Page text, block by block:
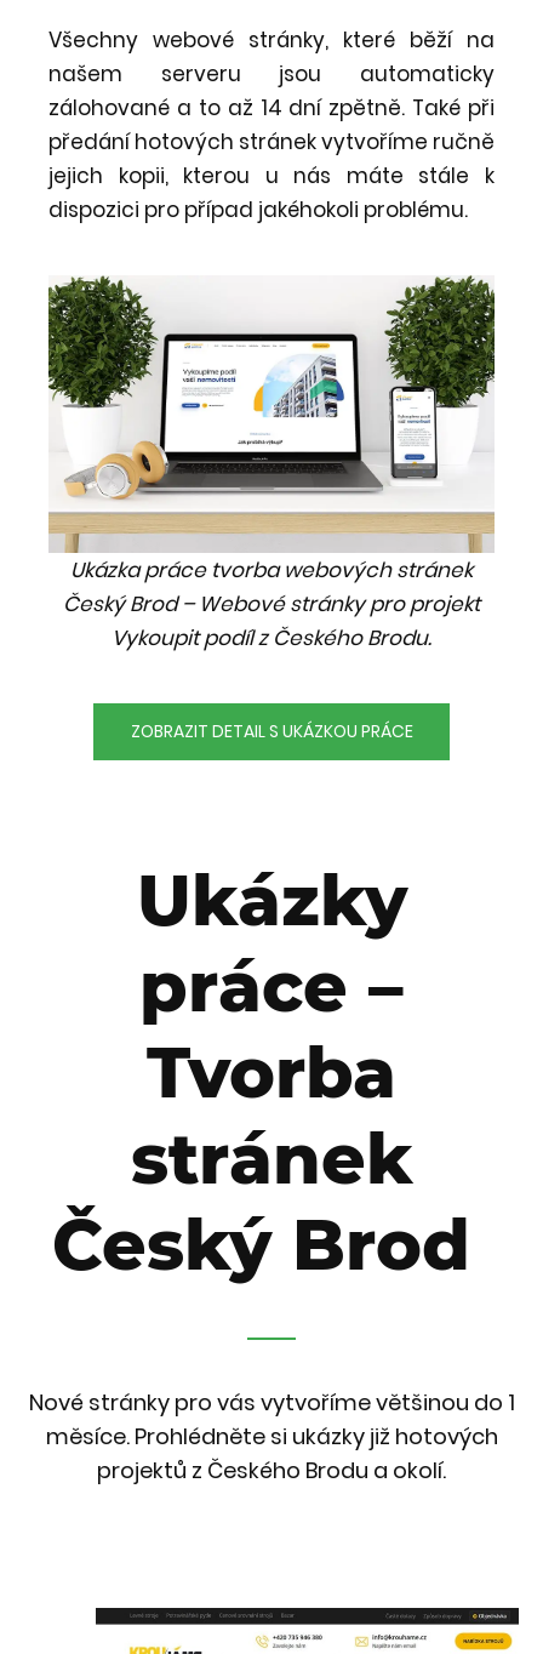
Všechny webové stránky, které běží na
našem serveru jsou automaticky
zálohované a to až 14 dní zpětně. Také při
předání hotových stránek vytvoříme ručně
jejich kopii, kterou u nás máte stále k
dispozici pro případ jakéhokoli problému.
Ukázka práce tvorba webových stránek
Český Brod – Webové stránky pro projekt
Vykoupit podíl z Českého Brodu.
ZOBRAZIT DETAIL S UKÁZKOU PRÁCE
Ukázky
práce –
Tvorba
stránek
Český Brod
Nové stránky pro vás vytvoříme většinou do 1
měsíce. Prohlédněte si ukázky již hotových
projektů z Českého Brodu a okolí.